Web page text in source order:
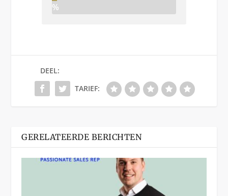
%
DEEL:
TARIEF:
GERELATEERDE BERICHTEN